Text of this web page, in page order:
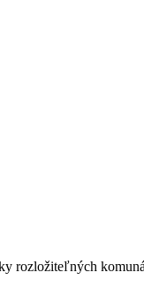
rozložiteľných